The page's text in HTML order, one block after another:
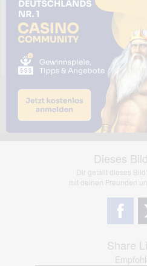
Das dargestellte Bild wurde von einem
übernimmt keinerlei Haftung für den
jedoch bei Verstößen nach
Dieses
Dir gefällt dieses
mit deinen Freunden
Share